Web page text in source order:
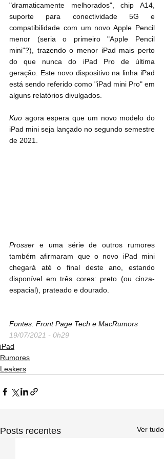
"dramaticamente melhorados", chip A14,
suporte para conectividade 5G e
compatibilidade com um novo Apple Pencil
menor (seria o primeiro "Apple Pencil
mini"?), trazendo o menor ‌iPad‌ mais perto
do que nunca do ‌iPad Pro‌ de última
geração. Este novo dispositivo na linha ‌iPad‌
está sendo referido como "‌iPad mini‌ Pro" em
alguns relatórios divulgados.
Kuo agora espera que um novo modelo ‌do
iPad mini‌ seja lançado no segundo semestre
de 2021.
Prosser e uma série de outros rumores
também afirmaram que o novo ‌iPad mini‌
chegará até o final deste ano, estando
disponível em três cores: preto (ou cinza-
espacial), prateado e dourado.
Fontes: Front Page Tech e MacRumors
19/07/2021 - 0h29
iPad
Rumores
Leakers
Posts recentes Ver tudo